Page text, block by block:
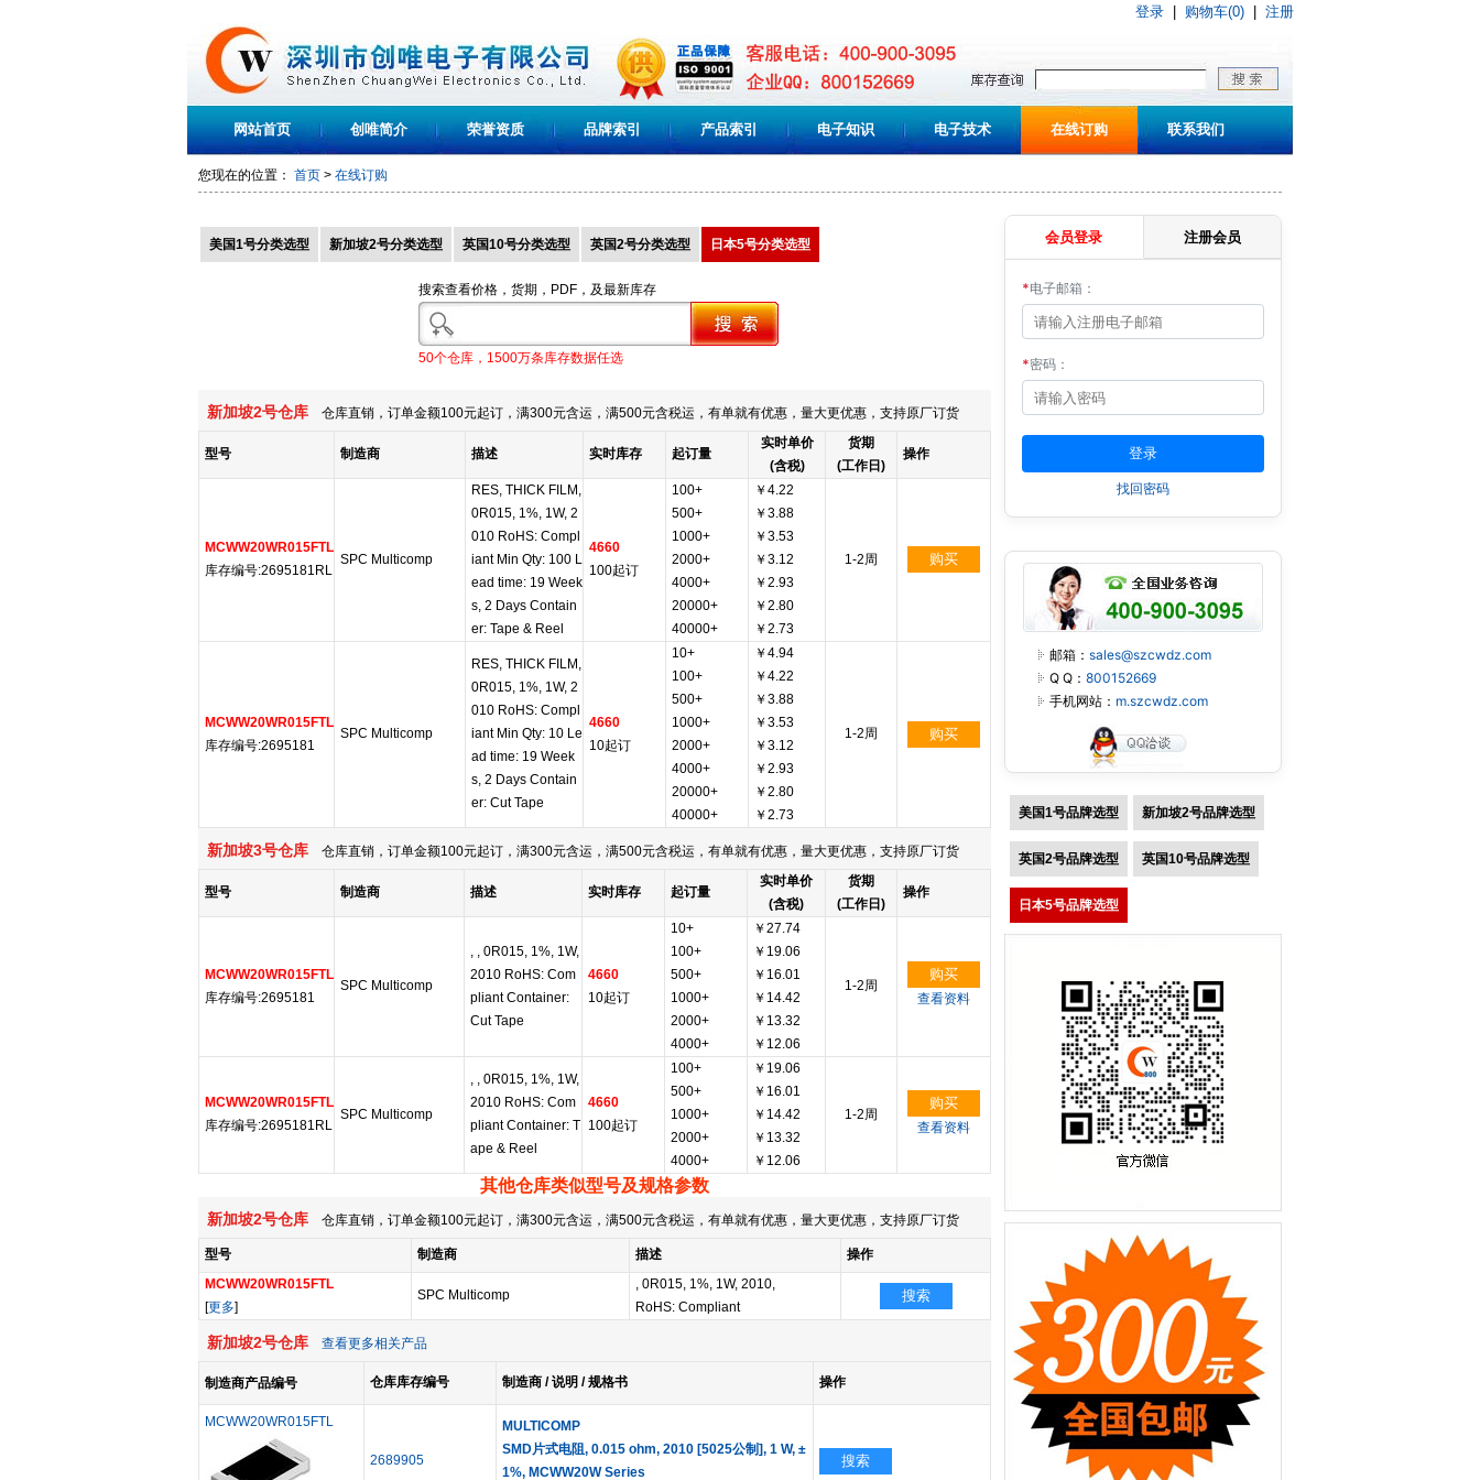
登录 购物车(0) 注册
网站首页 创唯简介 荣誉资质 品牌索引 产品索引 电子知识 电子技术 在线订购 联系我们
您现在的位置： 首页 > 在线订购
美国1号分类选型 新加坡2号分类选型 英国10号分类选型 英国2号分类选型 日本5号分类选型
搜索查看价格，货期，PDF，及最新库存
50个仓库，1500万条库存数据任选
新加坡2号仓库 仓库直销，订单金额100元起订，满300元含运，满500元含税运，有单就有优惠，量大更优惠，支持原厂订货
型号 制造商 描述 实时库存 起订量
实时单价
(含税)
货期
(工作日)
操作
MCWW20WR015FTL
库存编号:2695181RL
SPC Multicomp
RES, THICK FILM,
0R015, 1%, 1W, 2
010 RoHS: Compl
iant Min Qty: 100 L
ead time: 19 Week
s, 2 Days Contain
er: Tape & Reel
4660
100起订
100+
500+
1000+
2000+
4000+
20000+
40000+
￥4.22
￥3.88
￥3.53
￥3.12
￥2.93
￥2.80
￥2.73
1-2周 购买
MCWW20WR015FTL
库存编号:2695181
SPC Multicomp
RES, THICK FILM,
0R015, 1%, 1W, 2
010 RoHS: Compl
iant Min Qty: 10 Le
ad time: 19 Week
s, 2 Days Contain
er: Cut Tape
4660
10起订
10+
100+
500+
1000+
2000+
4000+
20000+
40000+
￥4.94
￥4.22
￥3.88
￥3.53
￥3.12
￥2.93
￥2.80
￥2.73
1-2周 购买
新加坡3号仓库 仓库直销，订单金额100元起订，满300元含运，满500元含税运，有单就有优惠，量大更优惠，支持原厂订货
型号 制造商 描述 实时库存 起订量
实时单价
(含税)
货期
(工作日)
操作
MCWW20WR015FTL
库存编号:2695181
SPC Multicomp
, , 0R015, 1%, 1W,
2010 RoHS: Com
pliant Container:
Cut Tape
4660
10起订
10+
100+
500+
1000+
2000+
4000+
￥27.74
￥19.06
￥16.01
￥14.42
￥13.32
￥12.06
1-2周
购买
查看资料
MCWW20WR015FTL
库存编号:2695181RL
SPC Multicomp
, , 0R015, 1%, 1W,
2010 RoHS: Com
pliant Container: T
ape & Reel
4660
100起订
100+
500+
1000+
2000+
4000+
￥19.06
￥16.01
￥14.42
￥13.32
￥12.06
1-2周
购买
查看资料
其他仓库类似型号及规格参数
新加坡2号仓库 仓库直销，订单金额100元起订，满300元含运，满500元含税运，有单就有优惠，量大更优惠，支持原厂订货
型号 制造商 描述
操作
MCWW20WR015FTL
[更多]
SPC Multicomp
, 0R015, 1%, 1W, 2010,
RoHS: Compliant
搜索
新加坡2号仓库 查看更多相关产品
制造商产品编号 仓库库存编号 制造商 / 说明 / 规格书 操作
MCWW20WR015FTL
2689905
MULTICOMP
SMD片式电阻, 0.015 ohm, 2010 [5025公制], 1 W, ±
1%, MCWW20W Series
搜索
会员登录 注册会员
*电子邮箱：
*密码：
找回密码
邮箱： sales@szcwdz.com
Q Q： 800152669
手机网站： m.szcwdz.com
美国1号品牌选型 新加坡2号品牌选型
英国2号品牌选型 英国10号品牌选型
日本5号品牌选型